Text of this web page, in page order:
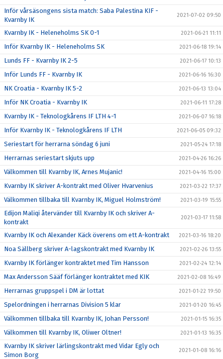
Inför vårsäsongens sista match: Saba Palestina KIF -
Kvarnby IK
2021-07-02 09:50
Kvarnby IK - Heleneholms SK 0-1 2021-06-21 11:11
Inför Kvarnby IK - Heleneholms SK 2021-06-18 19:14
Lunds FF - Kvarnby IK 2-5 2021-06-17 10:13
Inför Lunds FF - Kvarnby IK 2021-06-16 16:30
NK Croatia - Kvarnby IK 5-2 2021-06-13 13:04
Inför NK Croatia - Kvarnby IK 2021-06-11 17:28
Kvarnby IK - Teknologkårens IF LTH 4-1 2021-06-07 16:18
Inför Kvarnby IK - Teknologkårens IF LTH 2021-06-05 09:32
Seriestart för herrarna söndag 6 juni 2021-05-24 17:18
Herrarnas seriestart skjuts upp 2021-04-26 16:26
Välkommen till Kvarnby IK, Arnes Mujanic! 2021-04-16 15:00
Kvarnby IK skriver A-kontrakt med Oliver Hvarvenius 2021-03-22 17:37
Välkommen tillbaka till Kvarnby IK, Miguel Holmström! 2021-03-19 15:55
Edijon Maliqi återvänder till Kvarnby IK och skriver A-
kontrakt
2021-03-17 11:58
Kvarnby IK och Alexander Käck överens om ett A-kontrakt 2021-03-16 18:20
Noa Sällberg skriver A-lagskontrakt med Kvarnby IK 2021-02-26 13:55
Kvarnby IK förlänger kontraktet med Tim Hansson 2021-02-24 12:14
Max Andersson Sääf förlänger kontraktet med KIK 2021-02-08 16:49
Herrarnas gruppspel i DM är lottat 2021-01-22 19:50
Spelordningen i herrarnas Division 5 klar 2021-01-20 16:45
Välkommen tillbaka till Kvarnby IK, Johan Persson! 2021-01-15 16:35
Välkommen till Kvarnby IK, Oliwer Oltner! 2021-01-13 16:35
Kvarnby IK skriver lärlingskontrakt med Vidar Egly och
Simon Borg
2021-01-08 16:16